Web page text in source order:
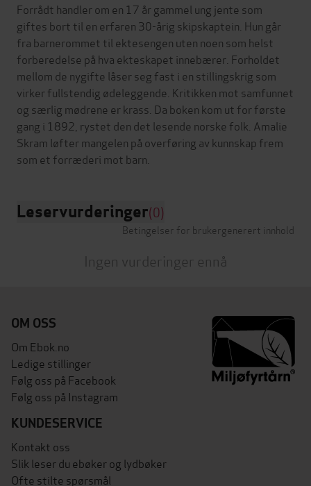
Forrådt handler om en 17 år gammel ung jente som
giftes bort til en erfaren 30-årig skipskaptein. Hun går
fra barnerommet til ektesengen uten noen som helst
forberedelse på hva ekteskapet innebærer. Forholdet
mellom de nygifte låser seg fast i en stillingskrig som
virker fullstendig ødeleggende. Kritikken mot samfunnet
og særlig mødrene er krass. Da boken kom ut for første
gang i 1892, rystet den det lesende norske folk. Amalie
Skram løfter mangelen på overføring av kunnskap frem
Leservurderinger(0)
Betingelser for brukergenerert innhold
Ingen vurderinger ennå
OM OSS
Om Ebok.no
Ledige stillinger
Følg oss på Facebook
Følg oss på Instagram
KUNDESERVICE
Kontakt oss
Slik leser du ebøker og lydbøker
Ofte stilte spørsmål